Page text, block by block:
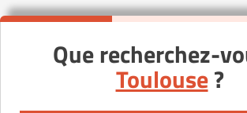
Que recherchez-
Toulouse?